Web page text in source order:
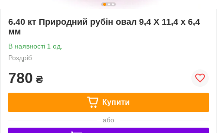
6.40 кт Природний рубін овал 9,4 X 11,4 x 6,4
мм
В наявності 1 од.
Роздріб
780 ₴
Купити
або